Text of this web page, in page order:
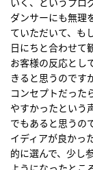
ダンサーにも無理
ていただいて、も
日にちと合わせて
お客様の反応とし
きると思うのです
コンセプトだった
やすかったという
でもあると思うの
イディアが良かっ
的に選んで、少し